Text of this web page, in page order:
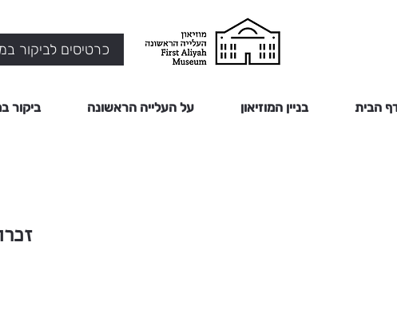
כרטיסים לביקור
הבית בניין המוזיאון על העלייה הראשונה ביקור